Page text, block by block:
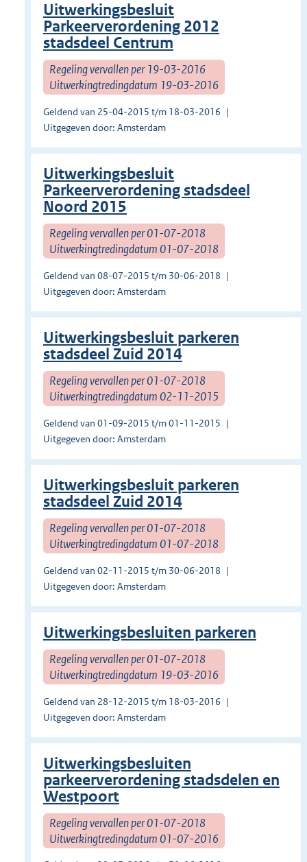
Uitwerkingsbesluit
Parkeerverordening 2012
stadsdeel Centrum
Regeling vervallen per 19-03-2016
Uitwerkingtredingdatum 19-03-2016
Geldend van 25-04-2015 t/m 18-03-2016
Uitgegeven door: Amsterdam
Uitwerkingsbesluit
Parkeerverordening stadsdeel
Noord 2015
Regeling vervallen per 01-07-2018
Uitwerkingtredingdatum 01-07-2018
Geldend van 08-07-2015 t/m 30-06-2018
Uitgegeven door: Amsterdam
Uitwerkingsbesluit parkeren
stadsdeel Zuid 2014
Regeling vervallen per 01-07-2018
Uitwerkingtredingdatum 02-11-2015
Geldend van 01-09-2015 t/m 01-11-2015
Uitgegeven door: Amsterdam
Uitwerkingsbesluit parkeren
stadsdeel Zuid 2014
Regeling vervallen per 01-07-2018
Uitwerkingtredingdatum 01-07-2018
Geldend van 02-11-2015 t/m 30-06-2018
Uitgegeven door: Amsterdam
Uitwerkingsbesluiten parkeren
Regeling vervallen per 01-07-2018
Uitwerkingtredingdatum 19-03-2016
Geldend van 28-12-2015 t/m 18-03-2016
Uitgegeven door: Amsterdam
Uitwerkingsbesluiten
parkeerverordening stadsdelen en
Westpoort
Regeling vervallen per 01-07-2018
Uitwerkingtredingdatum 01-07-2016